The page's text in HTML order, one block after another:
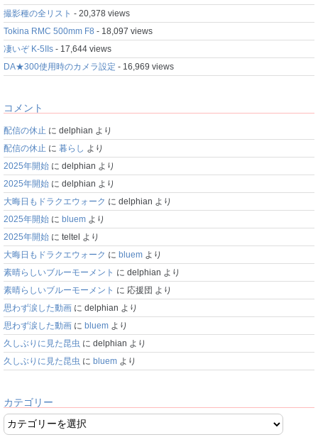
撮影種の全リスト - 20,378 views
Tokina RMC 500mm F8 - 18,097 views
凄いぞ K-5IIs - 17,644 views
DA★300使用時のカメラ設定 - 16,969 views
コメント
配信の休止 に delphian より
配信の休止 に 暮らし より
2025年開始 に delphian より
2025年開始 に delphian より
大晦日もドラクエウォーク に delphian より
2025年開始 に bluem より
2025年開始 に teltel より
大晦日もドラクエウォーク に bluem より
素晴らしいブルーモーメント に delphian より
素晴らしいブルーモーメント に 応援団 より
思わず涙した動画 に delphian より
思わず涙した動画 に bluem より
久しぶりに見た昆虫 に delphian より
久しぶりに見た昆虫 に bluem より
カテゴリー